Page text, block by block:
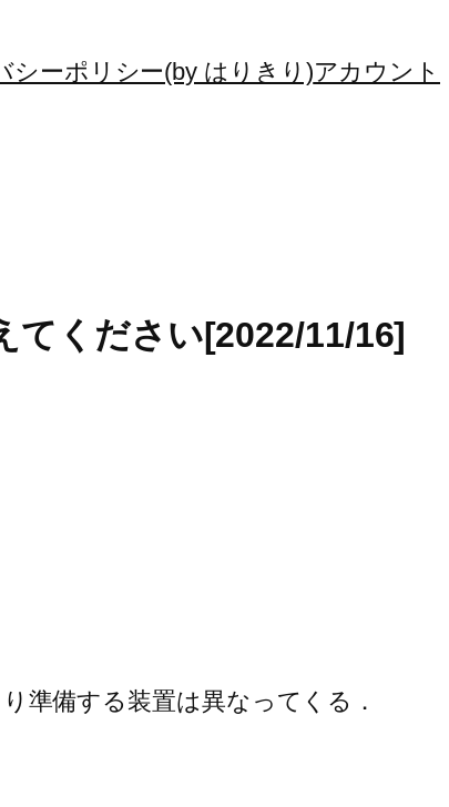
シーポリシー(by はりきり)アカウント
てください[2022/11/16]
準備する装置は異なってくる．